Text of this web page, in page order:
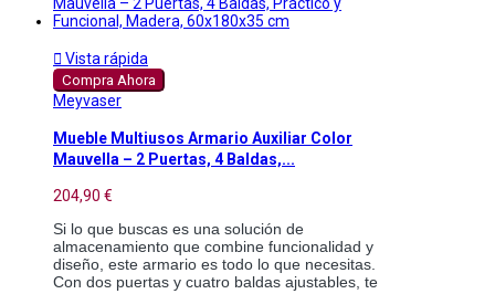
 Vista rápida
Compra Ahora
Meyvaser
Mueble Multiusos Armario Auxiliar Color
Mauvella – 2 Puertas, 4 Baldas,...
204,90 €
Si lo que buscas es una solución de
almacenamiento que combine funcionalidad y
diseño, este armario es todo lo que necesitas.
Con dos puertas y cuatro baldas ajustables, te